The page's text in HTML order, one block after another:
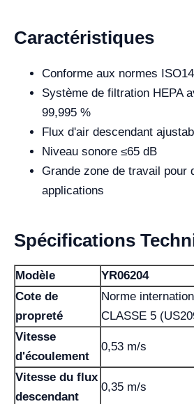
Caractéristiques
Conforme aux normes
Système de filtration HEPA
99,995 %
Flux d'air descendant
Niveau sonore ≤65 dB
Grande zone de travail pour
applications
Spécifications
Modèle
YR06204
Cote de
propreté
Norme
CLASSE 5
Vitesse
d'écoulement
0,53 m/s
Vitesse du flux
descendant
0,35 m/s